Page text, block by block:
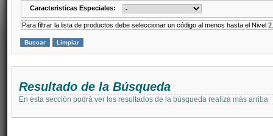
Caracteristicas Especiales:
Para filtrar la lista de productos debe seleccionar un código al menos hasta el Nivel 2.
Resultado de la Búsqueda
En esta sección podrá ver los resultados de la búsqueda realiza más arriba